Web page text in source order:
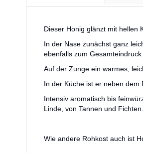
Bildergalerie
Dieser Honig glänzt mit hellen
In der Nase zunächst ganz
ebenfalls zum Gesamteindruck
Auf der Zunge ein warmes,
In der Küche ist er neben dem
Intensiv aromatisch bis
Linde, von Tannen und Fichten.
Wie andere Rohkost auch ist